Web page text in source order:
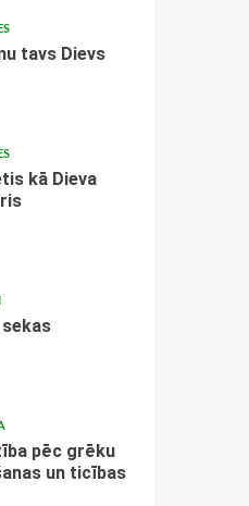
tavs Dievs
kā Dieva
pēc grēku
un ticības